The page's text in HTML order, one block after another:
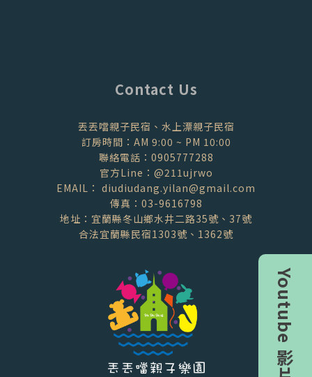
Youtube 影片
Contact Us
丟丟噹親子民宿、水上漂親子民宿
訂房時間：AM 9:00 ~ PM 10:00
聯絡電話：0905777288
官方Line：@211ujrwo
EMAIL： diudiudang.yilan@gmail.com
傳真：03-9616798
地址：宜蘭縣冬山鄉水井二路35號、37號
合法宜蘭縣民宿1303號、1362號